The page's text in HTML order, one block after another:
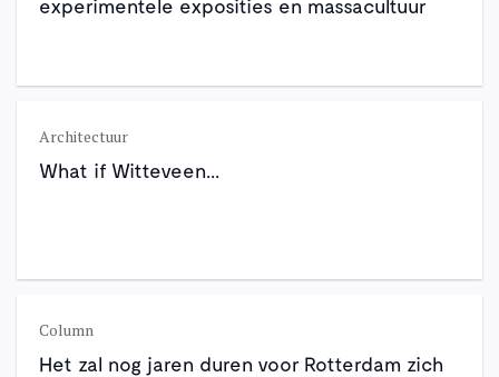
experimentele exposities en massacultuur
Architectuur
What if Witteveen...
Column
Het zal nog jaren duren voor Rotterdam zich